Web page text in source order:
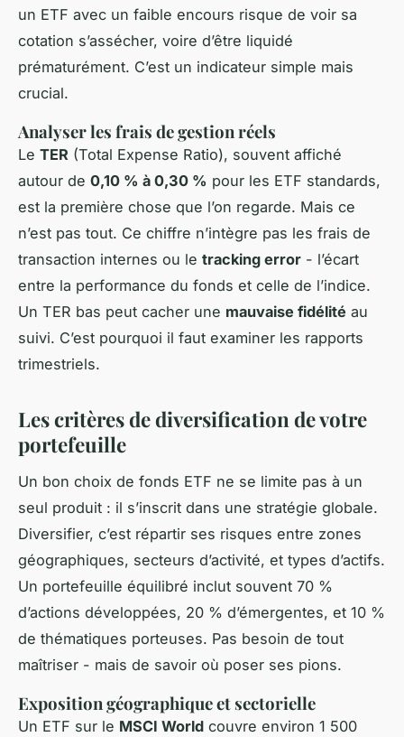
un ETF avec un faible encours risque de voir sa
cotation s’assécher, voire d’être liquidé
prématurément. C’est un indicateur simple mais
crucial.
Analyser les frais de gestion réels
Le TER (Total Expense Ratio), souvent affiché
autour de 0,10 % à 0,30 % pour les ETF standards,
est la première chose que l’on regarde. Mais ce
n’est pas tout. Ce chiffre n’intègre pas les frais de
transaction internes ou le tracking error - l’écart
entre la performance du fonds et celle de l’indice.
Un TER bas peut cacher une mauvaise fidélité au
suivi. C’est pourquoi il faut examiner les rapports
trimestriels.
Les critères de diversification de votre
portefeuille
Un bon choix de fonds ETF ne se limite pas à un
seul produit : il s’inscrit dans une stratégie globale.
Diversifier, c’est répartir ses risques entre zones
géographiques, secteurs d’activité, et types d’actifs.
Un portefeuille équilibré inclut souvent 70 %
d’actions développées, 20 % d’émergentes, et 10 %
de thématiques porteuses. Pas besoin de tout
maîtriser - mais de savoir où poser ses pions.
Exposition géographique et sectorielle
Un ETF sur le MSCI World couvre environ 1 500